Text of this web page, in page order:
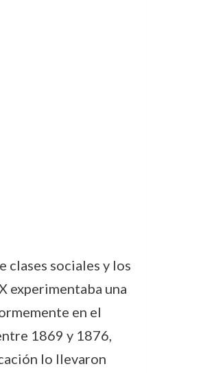
clases sociales y los
experimentaba una
en el
1869 y 1876,
lo llevaron